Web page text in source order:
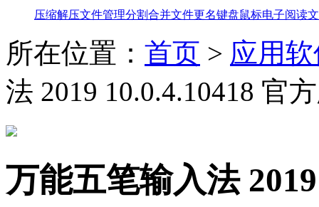
压缩解压文件管理分割合并文件更名键盘鼠标电子阅读
所在位置： 首页 > 应用
法 2019 10.0.4.10418 官
万能五笔输入法 2019